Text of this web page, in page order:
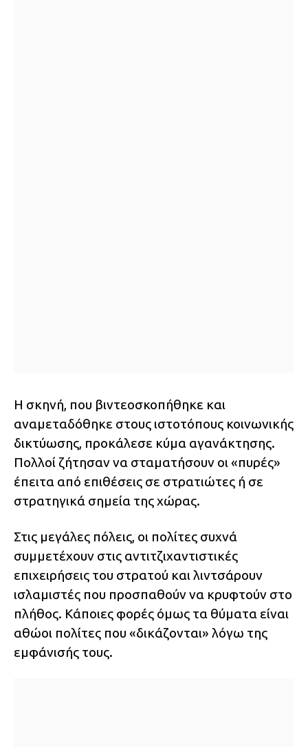
Η σκηνή, που βιντεοσκοπήθηκε και
αναμεταδόθηκε στους ιστοτόπους κοινωνικής
δικτύωσης, προκάλεσε κύμα αγανάκτησης.
Πολλοί ζήτησαν να σταματήσουν οι «πυρές»
έπειτα από επιθέσεις σε στρατιώτες ή σε
στρατηγικά σημεία της χώρας.
Στις μεγάλες πόλεις, οι πολίτες συχνά
συμμετέχουν στις αντιτζιχαντιστικές
επιχειρήσεις του στρατού και λιντσάρουν
ισλαμιστές που προσπαθούν να κρυφτούν στο
πλήθος. Κάποιες φορές όμως τα θύματα είναι
αθώοι πολίτες που «δικάζονται» λόγω της
εμφάνισής τους.